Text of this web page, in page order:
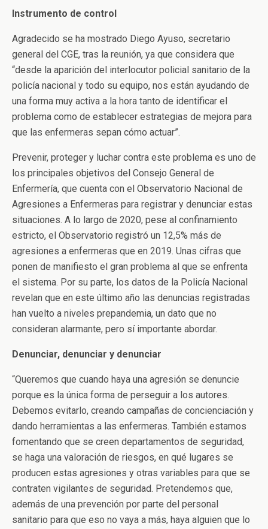
Instrumento de control
Agradecido se ha mostrado Diego Ayuso, secretario
general del CGE, tras la reunión, ya que considera que
“desde la aparición del interlocutor policial sanitario de la
policía nacional y todo su equipo, nos están ayudando de
una forma muy activa a la hora tanto de identificar el
problema como de establecer estrategias de mejora para
que las enfermeras sepan cómo actuar”.
Prevenir, proteger y luchar contra este problema es uno de
los principales objetivos del Consejo General de
Enfermería, que cuenta con el Observatorio Nacional de
Agresiones a Enfermeras para registrar y denunciar estas
situaciones. A lo largo de 2020, pese al confinamiento
estricto, el Observatorio registró un 12,5% más de
agresiones a enfermeras que en 2019. Unas cifras que
ponen de manifiesto el gran problema al que se enfrenta
el sistema. Por su parte, los datos de la Policía Nacional
revelan que en este último año las denuncias registradas
han vuelto a niveles prepandemia, un dato que no
consideran alarmante, pero sí importante abordar.
Denunciar, denunciar y denunciar
“Queremos que cuando haya una agresión se denuncie
porque es la única forma de perseguir a los autores.
Debemos evitarlo, creando campañas de concienciación y
dando herramientas a las enfermeras. También estamos
fomentando que se creen departamentos de seguridad,
se haga una valoración de riesgos, en qué lugares se
producen estas agresiones y otras variables para que se
contraten vigilantes de seguridad. Pretendemos que,
además de una prevención por parte del personal
sanitario para que eso no vaya a más, haya alguien que lo